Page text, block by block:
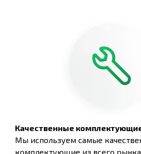
Качественные
Мы используем самые
комплектующие из всего